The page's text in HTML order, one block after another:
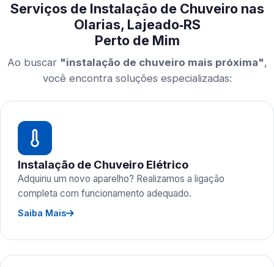
Serviços de Instalação de Chuveiro nas
Olarias, Lajeado‑RS
Perto de Mim
Ao buscar "instalação de chuveiro mais próxima",
você encontra soluções especializadas:
Instalação de Chuveiro Elétrico
Adquiriu um novo aparelho? Realizamos a ligação
completa com funcionamento adequado.
Saiba Mais